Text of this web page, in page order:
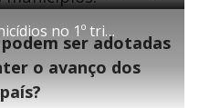
SP registra 86 feminicídios no 1º trimestre do ano; média é de quase 1 por dia
u
b
t
l
s
F
s
c
r
e
e
C
o
a
r
ser adotadas
o avanço dos